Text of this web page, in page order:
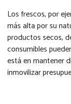
Los frescos, por
más alta por su
productos secos,
consumibles
está en mantener
inmovilizar